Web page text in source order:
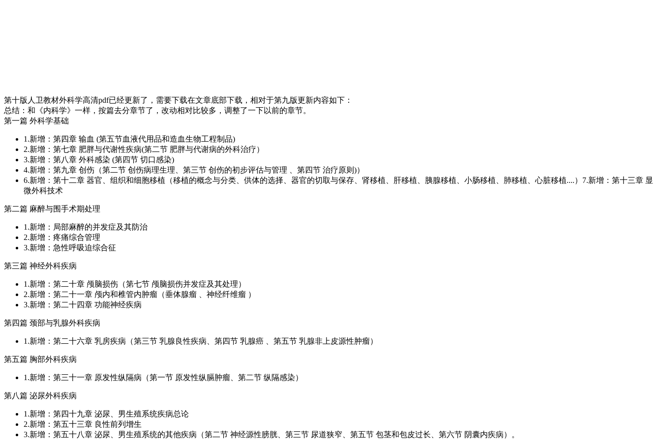
第十版人卫教材外科学高清pdf已经更新了，需要下载在文章底部下载，相对于第九版更新内容如下：
总结：和《内科学》一样，按篇去分章节了，改动相对比较多，调整了一下以前的章节。
第一篇 外科学基础
1.新增：第四章 输血 (第五节血液代用品和造血生物工程制品)
2.新增：第七章 肥胖与代谢性疾病(第二节 肥胖与代谢病的外科治疗）
3.新增：第八章 外科感染 (第四节 切口感染)
4.新增：第九章 创伤（第二节 创伤病理生理、第三节 创伤的初步评估与管理 、第四节 治疗原则)）
6.新增：第十二章 器官、组织和细胞移植（移植的概念与分类、供体的选择、器官的切取与保存、肾移植、肝移植、胰腺移植、小肠移植、肺移植、心脏移植....）7.新增：第十三章 显
微外科技术
第二篇 麻醉与围手术期处理
1.新增：局部麻醉的并发症及其防治
2.新增：疼痛综合管理
3.新增：急性呼吸迫综合征
第三篇 神经外科疾病
1.新增：第二十章 颅脑损伤（第七节 颅脑损伤并发症及其处理）
2.新增：第二十一章 颅内和椎管内肿瘤（垂体腺瘤 、神经纤维瘤 ）
3.新增：第二十四章 功能神经疾病
第四篇 颈部与乳腺外科疾病
1.新增：第二十六章 乳房疾病（第三节 乳腺良性疾病、第四节 乳腺癌 、第五节 乳腺非上皮源性肿瘤）
第五篇 胸部外科疾病
1.新增：第三十一章 原发性纵隔病（第一节 原发性纵膈肿瘤、第二节 纵隔感染）
第八篇 泌尿外科疾病
1.新增：第四十九章 泌尿、男生殖系统疾病总论
2.新增：第五十三章 良性前列增生
3.新增：第五十八章 泌尿、男生殖系统的其他疾病（第二节 神经源性膀胱、第三节 尿道狭窄、第五节 包茎和包皮过长、第六节 阴囊内疾病）。